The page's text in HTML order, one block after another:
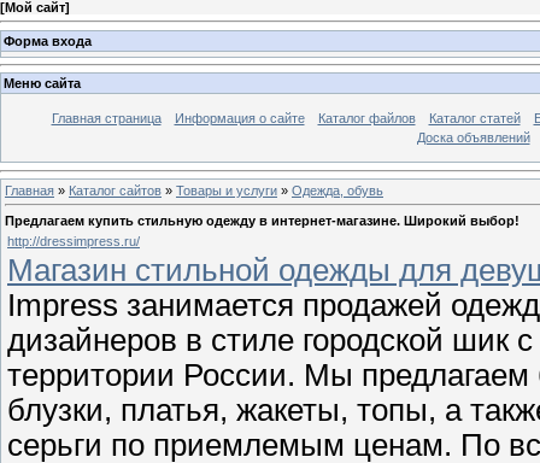
[Мой сайт]
Форма входа
Меню сайта
Главная страница Информация о сайте Каталог файлов Каталог статей
Доска объявлений
Главная » Каталог сайтов » Товары и услуги » Одежда, обувь
Предлагаем купить стильную одежду в интернет-магазине. Широкий выбор!
http://dressimpress.ru/
Магазин стильной одежды для
Impress занимается продажей
дизайнеров в стиле городской шик
территории России. Мы
блузки, платья, жакеты, топы, а
серьги по приемлемым ценам. По